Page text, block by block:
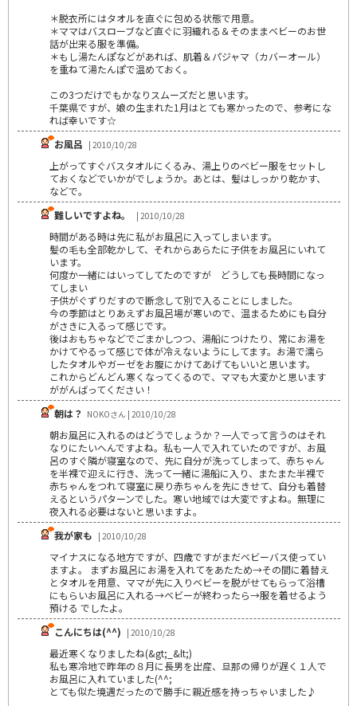
＊脱衣所にはタオルを直ぐに包める状態で用意。
＊ママはバスローブなど直ぐに羽織れる＆そのままベビーのお世
話が出来る服を準備。
＊もし湯たんぽなどがあれば、肌着＆パジャマ（カバーオール）
を重ねて湯たんぽで温めておく。
この3つだけでもかなりスムーズだと思います。
千葉県ですが、娘の生まれた1月はとても寒かったので、参考にな
れば幸いです☆
お風呂 | 2010/10/28
上がってすぐバスタオルにくるみ、湯上りのベビー服をセットし
ておくなどでいかがでしょうか。あとは、髪はしっかり乾かす、
などで。
難しいですよね。
| 2010/10/28
時間がある時は先に私がお風呂に入ってしまいます。
髪の毛も全部乾かして、それからあらたに子供をお風呂にいれて
います。
何度か一緒にはいってしてたのですが どうしても長時間になっ
てしまい
子供がぐずりだすので断念して別で入ることにしました。
今の季節はとりあえずお風呂場が寒いので、温まるためにも自分
がさきに入るって感じです。
後はおもちゃなどでごまかしつつ、湯船につけたり、常にお湯を
かけてやるって感じで体が冷えないようにしてます。お湯で濡ら
したタオルやガーゼをお腹にかけてあげてもいいと思います。
これからどんどん寒くなってくるので、ママも大変かと思います
ががんばってください！
朝は？ NOKOさん | 2010/10/28
朝お風呂に入れるのはどうでしょうか？一人でって言うのはそれ
なりにたいへんですよね。私も一人で入れていたのですが、お風
呂のすぐ隣が寝室なので、先に自分が洗ってしまって、赤ちゃん
を半裸で迎えに行き、洗って一緒に湯船に入り、またまた半裸で
赤ちゃんをつれて寝室に戻り赤ちゃんを先にきせて、自分も着替
えるというパターンでした。寒い地域では大変ですよね。無理に
夜入れる必要はないと思いますよ。
我が家も | 2010/10/28
マイナスになる地方ですが、四歳ですがまだベビーバス使ってい
ますよ。 まずお風呂にお湯を入れてをあたため→その間に着替え
とタオルを用意、ママが先に入りベビーを脱がせてもらって浴槽
にもらいお風呂に入れる→ベビーが終わったら→服を着せるよう
預ける でしたよ。
こんにちは(^^) | 2010/10/28
最近寒くなりましたね(&gt;_&lt;)
私も寒冷地で昨年の８月に長男を出産、旦那の帰りが遅く１人で
お風呂に入れていました(^^;
とても似た境遇だったので勝手に親近感を持っちゃいました♪